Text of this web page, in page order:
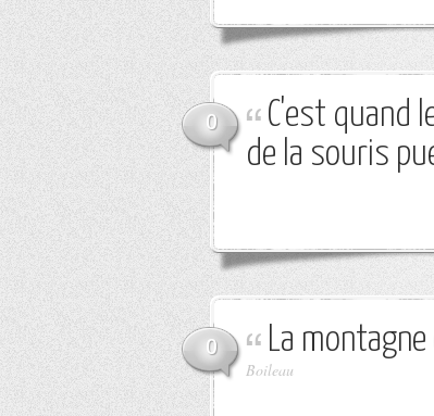
0
C'est quand
de la souris
0 La
Boileau